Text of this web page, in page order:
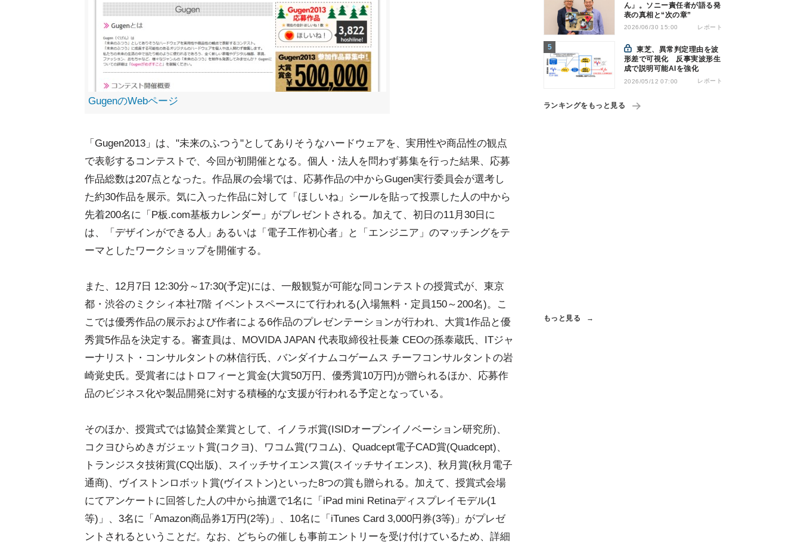
GugenのWebページ
「Gugen2013」は、"未来のふつう"としてありそうなハードウェアを、実用性や商品性の観点
で表彰するコンテストで、今回が初開催となる。個人・法人を問わず募集を行った結果、応募
作品総数は207点となった。作品展の会場では、応募作品の中からGugen実行委員会が選考し
た約30作品を展示。気に入った作品に対して「ほしいね」シールを貼って投票した人の中から
先着200名に「P板.com基板カレンダー」がプレゼントされる。加えて、初日の11月30日に
は、「デザインができる人」あるいは「電子工作初心者」と「エンジニア」のマッチングをテ
ーマとしたワークショップを開催する。
また、12月7日 12:30分～17:30(予定)には、一般観覧が可能な同コンテストの授賞式が、東京
都・渋谷のミクシィ本社7階 イベントスペースにて行われる(入場無料・定員150～200名)。こ
こでは優秀作品の展示および作者による6作品のプレゼンテーションが行われ、大賞1作品と優
秀賞5作品を決定する。審査員は、MOVIDA JAPAN 代表取締役社長兼 CEOの孫泰蔵氏、ITジャ
ーナリスト・コンサルタントの林信行氏、バンダイナムコゲームス チーフコンサルタントの岩
崎覚史氏。受賞者にはトロフィーと賞金(大賞50万円、優秀賞10万円)が贈られるほか、応募作
品のビジネス化や製品開発に対する積極的な支援が行われる予定となっている。
そのほか、授賞式では協賛企業賞として、イノラボ賞(ISIDオープンイノベーション研究所)、
コクヨひらめきガジェット賞(コクヨ)、ワコム賞(ワコム)、Quadcept電子CAD賞(Quadcept)、
トランジスタ技術賞(CQ出版)、スイッチサイエンス賞(スイッチサイエンス)、秋月賞(秋月電子
通商)、ヴイストンロボット賞(ヴイストン)といった8つの賞も贈られる。加えて、授賞式会場
にてアンケートに回答した人の中から抽選で1名に「iPad mini Retinaディスプレイモデル(1
等)」、3名に「Amazon商品券1万円(2等)」、10名に「iTunes Card 3,000円券(3等)」がプレゼ
ントされるということだ。なお、どちらの催しも事前エントリーを受け付けているため、詳細
ん」。ソニー責任者が語る発
表の真相と“次の章”
2026/06/30 15:00 レポート
東芝、異常判定理由を波
形差で可視化 反事実波形生
成で説明可能AIを強化
2026/05/12 07:00 レポート
ランキングをもっと見る
もっと見る